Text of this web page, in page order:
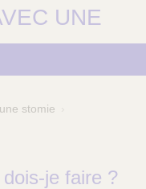
UNE
stomie
je faire ?